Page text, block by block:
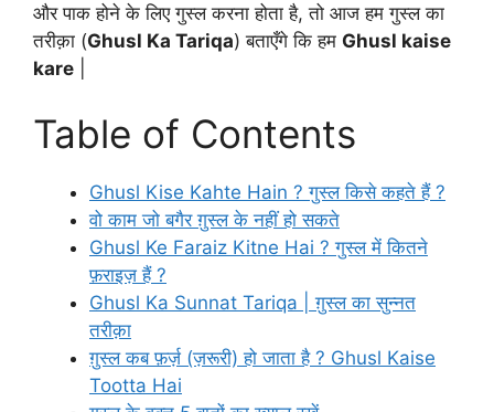
और पाक होने के लिए गुस्ल करना होता है, तो आज हम गुस्ल का
तरीक़ा (Ghusl Ka Tariqa) बताएँगे कि हम Ghusl kaise
kare
Table of Contents
Ghusl Kise Kahte Hain ? गुस्ल किसे कहते हैं ?
वो काम जो बगैर ग़ुस्ल के नहीं हो सकते
Ghusl Ke Faraiz Kitne Hai ? गुस्ल में कितने
फ़राइज़ हैं ?
Ghusl Ka Sunnat Tariqa | ग़ुस्ल का सुन्नत
तरीक़ा
ग़ुस्ल कब फ़र्ज़ (ज़रूरी) हो जाता है ? Ghusl Kaise
Tootta Hai